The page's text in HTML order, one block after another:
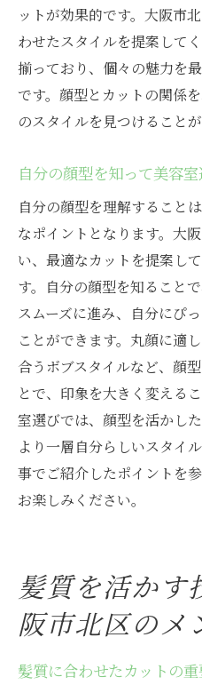
ットが効果的です。大阪市
わせたスタイルを提案して
揃っており、個々の魅力を
です。顔型とカットの関係
のスタイルを見つけることが
自分の顔型を知って美容
自分の顔型を理解すること
なポイントとなります。大
い、最適なカットを提案し
す。自分の顔型を知ること
スムーズに進み、自分にぴ
ことができます。丸顔に適
合うボブスタイルなど、顔
とで、印象を大きく変える
室選びでは、顔型を活かし
より一層自分らしいスタイ
事でご紹介したポイントを
お楽しみください。
髪質を活かす
阪市北区のメ
髪質に合わせたカットの